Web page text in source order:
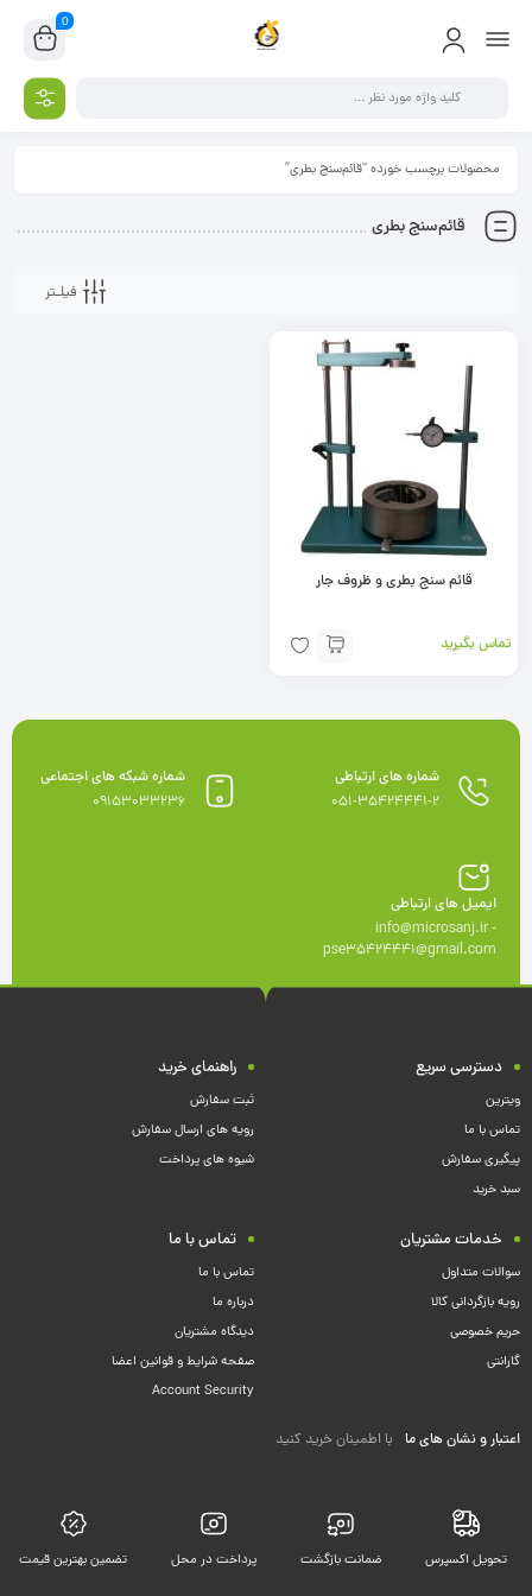
0
محصولات برچسب خورده “قائم‌سنج بطری”
قائم‌سنج بطری
فیلـتر
قائم سنج بطری و ظروف جار
تماس بگیرید
شماره های ارتباطی
051-35424441-2
شماره شبکه های اجتماعی
09153033236
ایمیل های ارتباطی
info@microsanj.ir -
pse35424441@gmail.com
دسترسی سریع
ویترین
تماس با ما
پیگیری سفارش
سبد خرید
راهنمای خرید
ثبت سفارش
رویه های ارسال سفارش
شیوه های پرداخت
خدمات مشتریان
سوالات متداول
رویه بازگردانی کالا
حریم خصوصی
گارانتی
تماس با ما
تماس با ما
درباره ما
دیدگاه مشتریان
صفحه شرایط و قوانین اعضا
Account Security
اعتبار و نشان های ما با اطمینان خرید کنید
تحویل اکسپرس ضمانت بازگشت پرداخت در محل تضمین بهترین قیمت